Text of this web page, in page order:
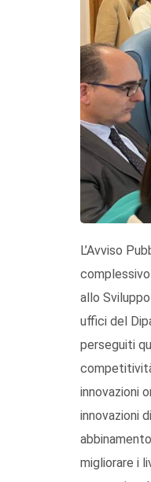
L’Avviso
allo
uffici del
perseguiti
innovazioni
innovazioni
migliorare i